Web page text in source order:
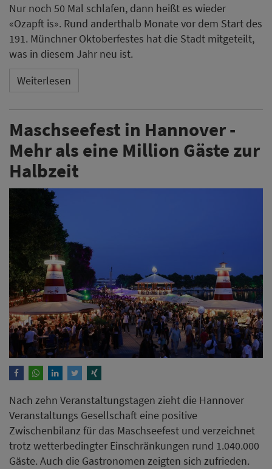
Nur noch 50 Mal schlafen, dann heißt es wieder
«Ozapft is». Rund anderthalb Monate vor dem Start des
191. Münchner Oktoberfestes hat die Stadt mitgeteilt,
was in diesem Jahr neu ist.
Weiterlesen
Maschseefest in Hannover -
Mehr als eine Million Gäste zur
Halbzeit
Nach zehn Veranstaltungstagen zieht die Hannover
Veranstaltungs Gesellschaft eine positive
Zwischenbilanz für das Maschseefest und verzeichnet
trotz wetterbedingter Einschränkungen rund 1.040.000
Gäste. Auch die Gastronomen zeigten sich zufrieden.